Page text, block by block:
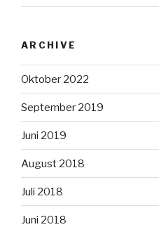
ARCHIVE
Oktober 2022
September 2019
Juni 2019
August 2018
Juli 2018
Juni 2018